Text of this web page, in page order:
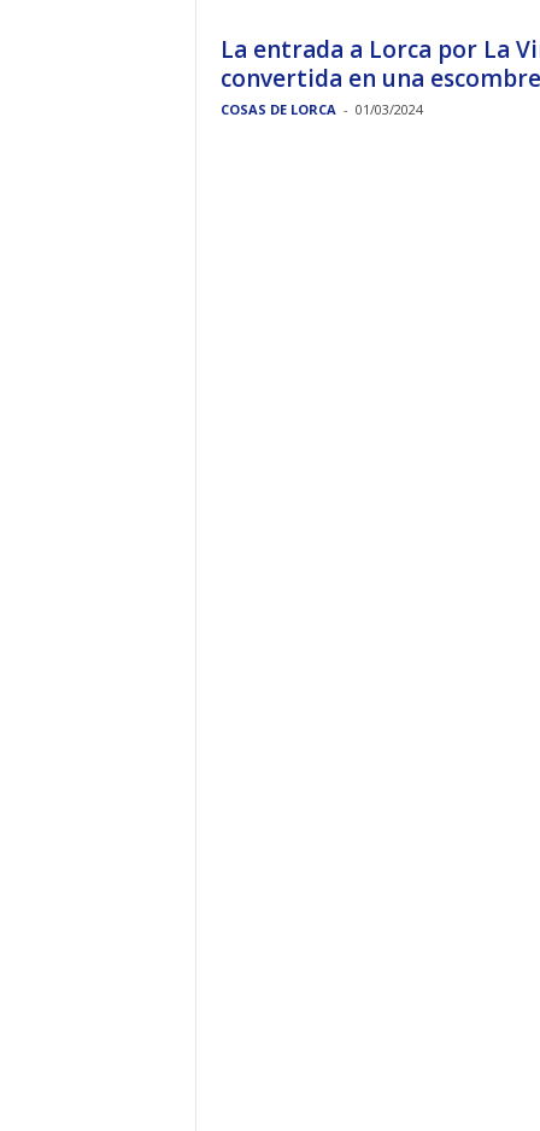
La entrada a Lorca por La
convertida en una
COSAS DE LORCA - 01/03/2024